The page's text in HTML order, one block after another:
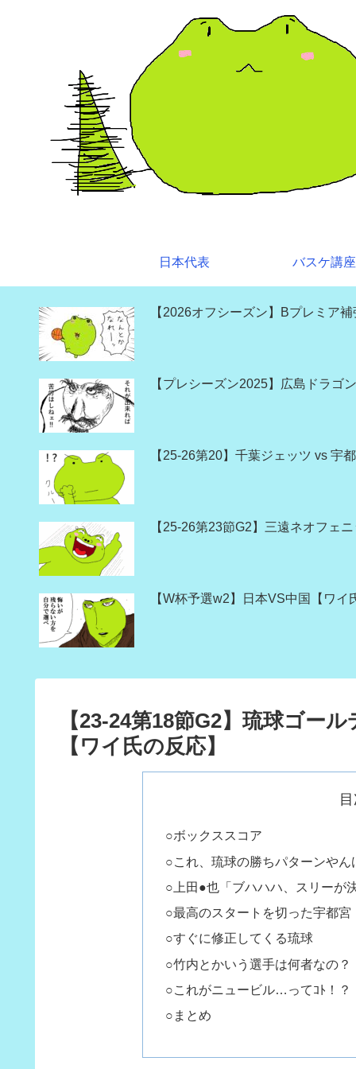
日本代表 バスケ講座
【2026オフシーズン】Bプレミア
【プレシーズン2025】広島ドラゴ
【25-26第20】千葉ジェッツ vs 宇
【25-26第23節G2】三遠ネオフェ
【W杯予選w2】日本VS中国【ワイ
【23-24第18節G2】琉球ゴー
【ワイ氏の反応】
○ボックススコア
○これ、琉球の勝ちパターンや
○上田●也「ブハハハ、スリーが
○最高のスタートを切った宇都宮
○すぐに修正してくる琉球
○竹内とかいう選手は何者なの？
○これがニュービル…ってｺﾄ！？
○まとめ